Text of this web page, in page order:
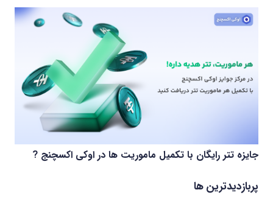
جایزه تتر رایگان با تکمیل ماموریت ها در اوکی اکسچنج ?
پربازدیدترین ها